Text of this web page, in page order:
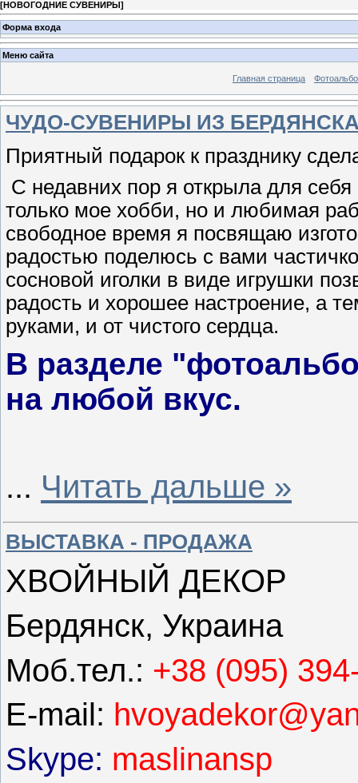
[НОВОГОДНИЕ СУВЕНИРЫ]
Форма входа
Меню сайта
Главная страница
ЧУДО-СУВЕНИРЫ ИЗ
Приятный подарок к празднику
С недавних пор я открыла для
только мое хобби, но и любимая
свободное время я посвящаю
радостью поделюсь с вами
сосновой иголки в виде игрушки
радость и хорошее настроение, а
руками, и от чистого сердца.
В разделе
на любой вкус.
... Читать дальше »
ВЫСТАВКА - ПРОДАЖА
ХВОЙНЫЙ ДЕКОР
Бердянск, Украина
Моб.тел.: +38 (095)
E-mail:
Skype: maslinansp